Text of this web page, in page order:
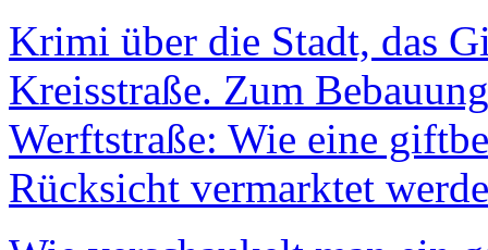
Krimi über die Stadt, das
Kreisstraße. Zum
Werftstraße: Wie eine
Rücksicht vermarktet